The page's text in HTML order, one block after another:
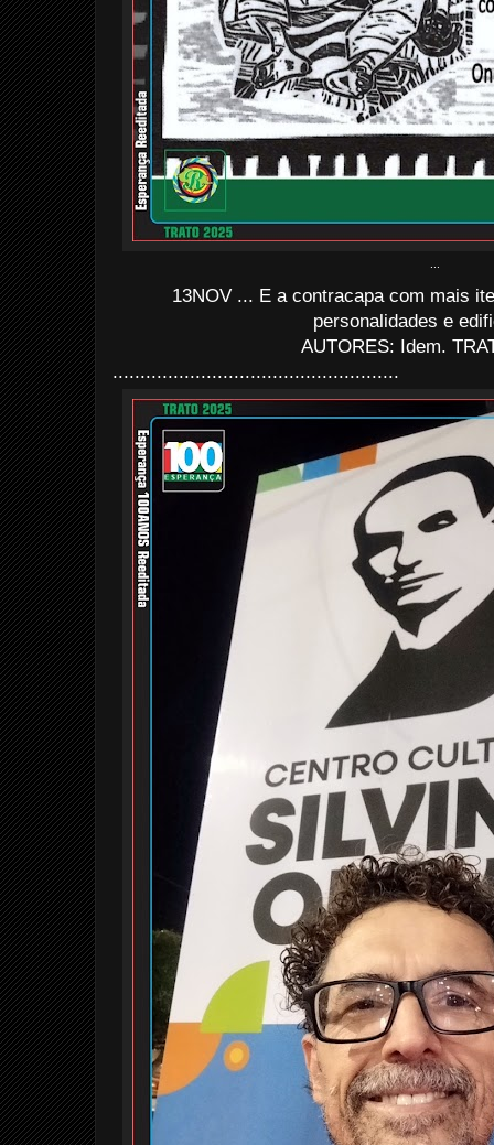
13NOV ... E a contracapa com mais
personalidades e
AUTORES: Idem.
....................................................